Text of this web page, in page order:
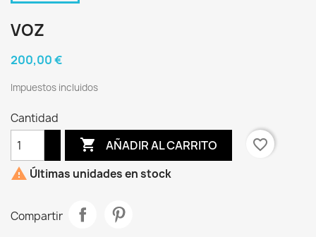
VOZ
200,00 €
Impuestos incluidos
Cantidad
 AÑADIR AL CARRITO
favorite_border
 Últimas unidades en stock
Compartir